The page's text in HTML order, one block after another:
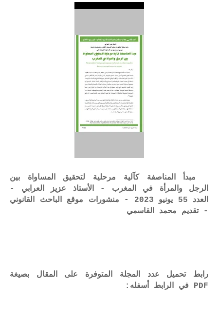
مبدأ المناصفة كآلية مرحلية لتحقيق المساواة بين
الرجل والمرأة في المغرب - الأستاذ عزيز العرابي -
العدد 55 يونيو 2023 - منشورات موقع الباحث القانوني
- تقديم محمد القاسمي
رابط تحميل عدد المجلة المتوفرة على المقال بصيغة
PDF في الرابط أسفله: